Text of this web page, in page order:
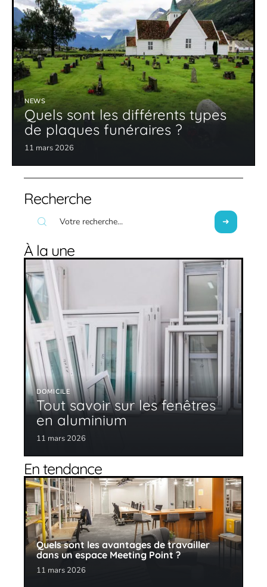
NEWS
Quels sont les différents types
de plaques funéraires ?
11 mars 2026
Recherche
À la une
DOMICILE
Tout savoir sur les fenêtres
en aluminium
11 mars 2026
En tendance
Quels sont les avantages de travailler
dans un espace Meeting Point ?
11 mars 2026